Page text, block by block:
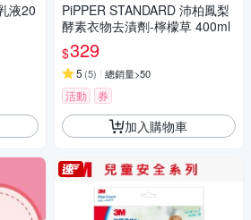
液20
PiPPER STANDARD 沛柏鳳梨
酵素衣物去漬劑-檸檬草 400ml
$329
5 (5) 總銷量>50
活動 券
加入購物車